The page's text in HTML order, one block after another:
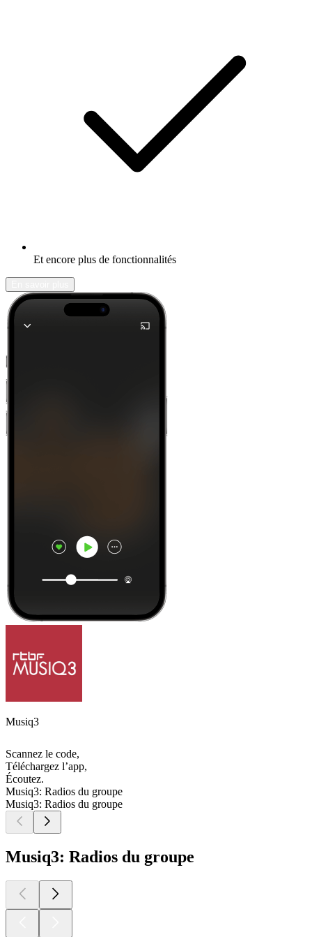
Et encore plus de fonctionnalités
Musiq3
Scannez le code,
Téléchargez l’app,
Écoutez.
Musiq3: Radios du groupe
Musiq3: Radios du groupe
Musiq3: Radios du groupe